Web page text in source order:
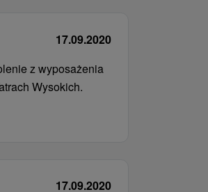
17.09.2020
z wyposażenia
Wysokich.
17.09.2020